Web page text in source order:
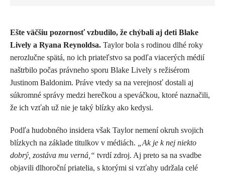
Ešte väčšiu pozornosť vzbudilo, že chýbali aj deti Blake
Lively a Ryana Reynoldsa. Taylor bola s rodinou dlhé roky
nerozlučne spätá, no ich priateľstvo sa podľa viacerých médií
naštrbilo počas právneho sporu Blake Lively s režisérom
Justinom Baldonim. Práve vtedy sa na verejnosť dostali aj
súkromné správy medzi herečkou a speváčkou, ktoré naznačili,
že ich vzťah už nie je taký blízky ako kedysi.
Podľa hudobného insidera však Taylor nemení okruh svojich
blízkych na základe titulkov v médiách.
„Ak je k nej niekto
dobrý, zostáva mu verná,“ tvrdí zdroj. Aj preto sa na svadbe
objavili dlhoroční priatelia, s ktorými si vzťahy udržala celé